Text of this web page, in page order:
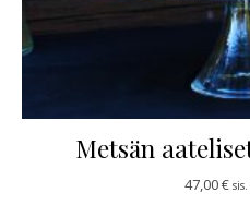
Metsän
47,00€